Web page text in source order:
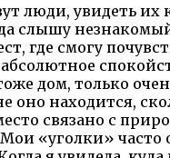
люди, увидеть их
слышу
где смогу
дом, только
находится,
связано с
«уголки»